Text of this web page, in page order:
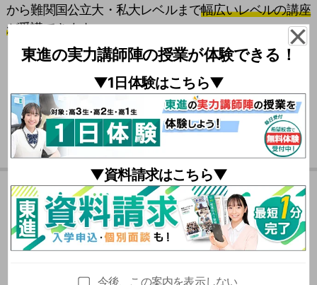
東進の実力講師陣の授業が体験できる！
▼1日体験はこちら▼
▼資料請求はこちら▼
今後、この案内を表示しない
それぞれの設問文の内容から、どの英文に解答根拠があり
そうかを判断する必要がありました。
本問のように最大値と最小値に関する条件を満たす2次関数
を考える問題は目新しいです。このような問題では解法を
暗記して当てはめるだけの学習では対応できません。
役所の住民証明サービスを題材に４案を比較しました。利
便性と安全性のバランスを踏まえ、各案の特徴を整理する
力が問われました。
から難関国公立大・私大レベルまで幅広いレベルの講座
が受講できます。
夏期特別招待講習の
おススメポイント